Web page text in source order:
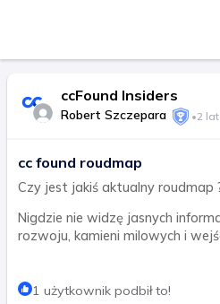
ccFound Insiders
Robert Szczepara •2
cc found roudmap
Czy jest jakiś aktualny roudmap
Nigdzie nie widzę jasnych
rozwoju, kamieni milowych i
1 użytkownik podbił to!